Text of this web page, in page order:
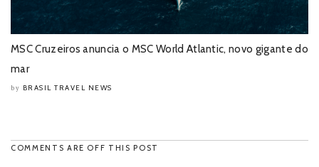
MSC Cruzeiros anuncia o MSC World Atlantic, novo gigante do
mar
by BRASIL TRAVEL NEWS
COMMENTS ARE OFF THIS POST